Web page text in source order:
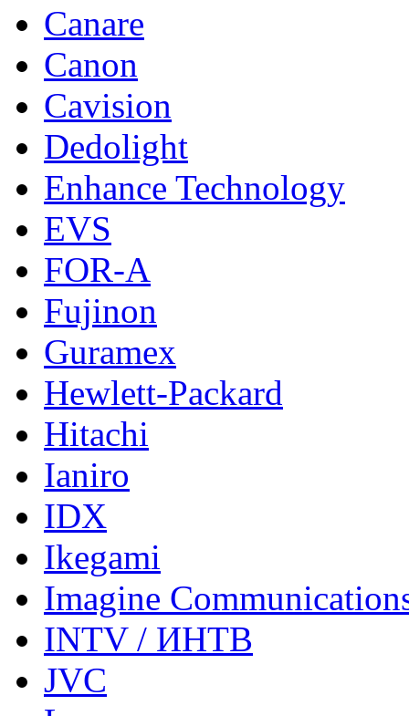
Canare
Canon
Cavision
Dedolight
Enhance Technology
EVS
FOR-A
Fujinon
Guramex
Hewlett-Packard
Hitachi
Ianiro
IDX
Ikegami
Imagine
INTV / ИНТВ
JVC